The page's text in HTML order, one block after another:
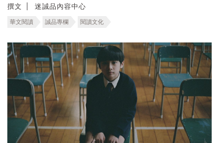
撰文 迷誠品內容中心
華文閱讀 誠品專欄 閱讀文化